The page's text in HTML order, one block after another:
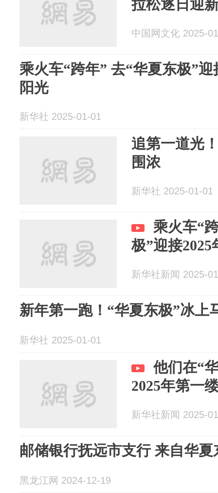
拉松逐日迎
中国网文化 2025-
乘火车“跨年” 去“华夏东极”
阳光
新华社 2025-01-01
追第一道光
围浓
新华社 2025-01-01
乘火车“
极”迎接
新华社新闻 2025-
新年第一跑！“华夏东极”冰上
新华社 2025-01-01
他们在“
2025年第一
新华社新闻 2025-
邮储银行抚远市支行 来自华
黑龙江网 2024-12-19